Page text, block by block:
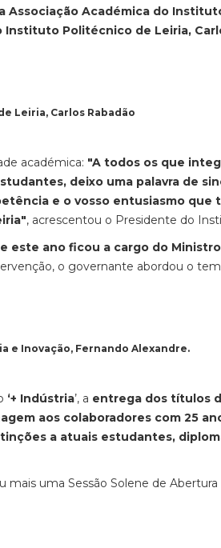
Associação Académica do
Instituto Politécnico de Leiria,
Leiria, Carlos Rabadão
académica: "A todos os que
deixo uma palavra de
e o vosso entusiasmo que
, acrescentou o Presidente do
este ano ficou a cargo do
o governante abordou o
e Inovação, Fernando Alexandre.
‘+ Indústria’, a entrega dos títulos
aos colaboradores com 25
a atuais estudantes,
mais uma Sessão Solene de Abertura